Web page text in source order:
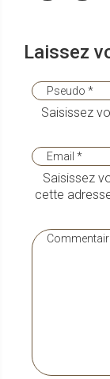
Laissez
Saisissez
Saisissez
cette